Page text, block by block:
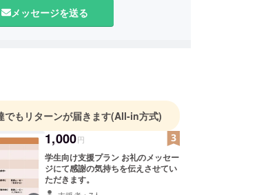
メッセージを送る
でもリターンが届きます(All-in方式)
1,000円
学生向け支援プラン お礼のメッセー
ジにて感謝の気持ちを伝えさせてい
ただきます。